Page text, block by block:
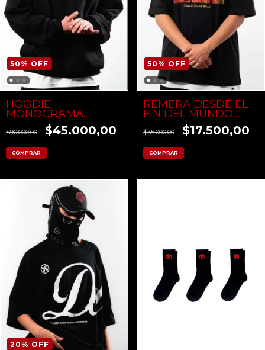
50 % OFF
HOODIE
MONOGRAMA
BORDADO
$90.000,00 $45.000,00
COMPRAR
50 % OFF
REMERA DESDE EL
FIN DEL MUNDO
$35.000,00 $17.500,00
COMPRAR
20 % OFF